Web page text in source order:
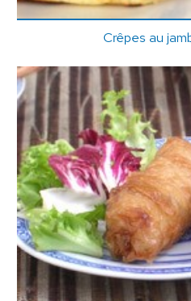
Crêpes au